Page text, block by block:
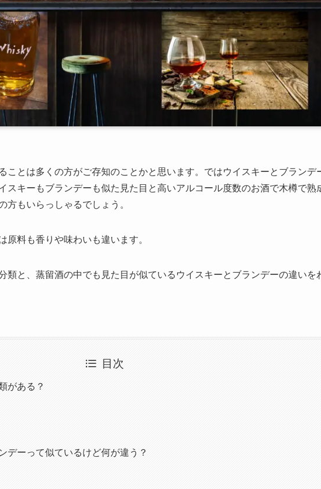
ことは多くの方がご存知のことかと思います。ではウイスキーとブランデ
スキーもブランデーも似た見た目と高いアルコール度数のお酒で木樽で熟
方もいらっしゃるでしょう。
原料も香りや味わいも違います。
類と、蒸留酒の中でも見た目が似ているウイスキーとブランデーの違いを
目次
がある？
デーって似ているけど何が違う？